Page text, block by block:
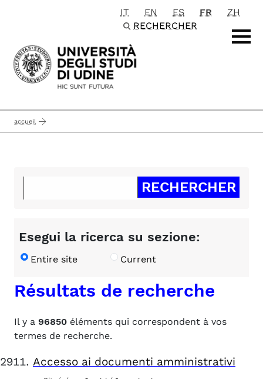
Passa al contenuto principale
IT EN ES FR
ZH
RECHERCHER
accueil
Esegui la ricerca su sezione:
Entire site Current
Résultats de recherche
Il y a 96850 éléments qui correspondent à vos
termes de recherche.
Accesso ai documenti amministrativi